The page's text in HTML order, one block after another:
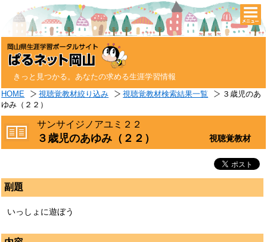
きっと見つかる。あなたの求める生涯学習情報
HOME 視聴覚教材絞り込み 視聴覚教材検索結果一覧
３歳児のあ
ゆみ（２２）
サンサイジノアユミ２２
３歳児のあゆみ（２２） 視聴覚教材
副題
いっしょに遊ぼう